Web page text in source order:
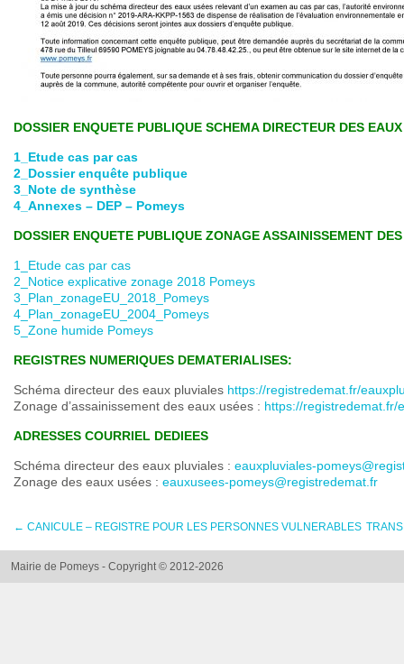
DOSSIER ENQUETE PUBLIQUE SCHEMA DIRECTEUR DES
1_Etude cas par cas
2_Dossier enquête publique
3_Note de synthèse
4_Annexes – DEP – Pomeys
DOSSIER ENQUETE PUBLIQUE ZONAGE ASSAINISSEMENT
1_Etude cas par cas
2_Notice explicative zonage 2018 Pomeys
3_Plan_zonageEU_2018_Pomeys
4_Plan_zonageEU_2004_Pomeys
5_Zone humide Pomeys
REGISTRES NUMERIQUES DEMATERIALISES:
Schéma directeur des eaux pluviales https://registredemat.fr/
Zonage d’assainissement des eaux usées : https://registredemat.fr/
ADRESSES COURRIEL DEDIEES
Schéma directeur des eaux pluviales : eauxpluviales-
Zonage des eaux usées : eauxusees-pomeys@registredemat.fr
← CANICULE – REGISTRE POUR LES PERSONNES VULNERABLES
Mairie de Pomeys - Copyright © 2012-2026